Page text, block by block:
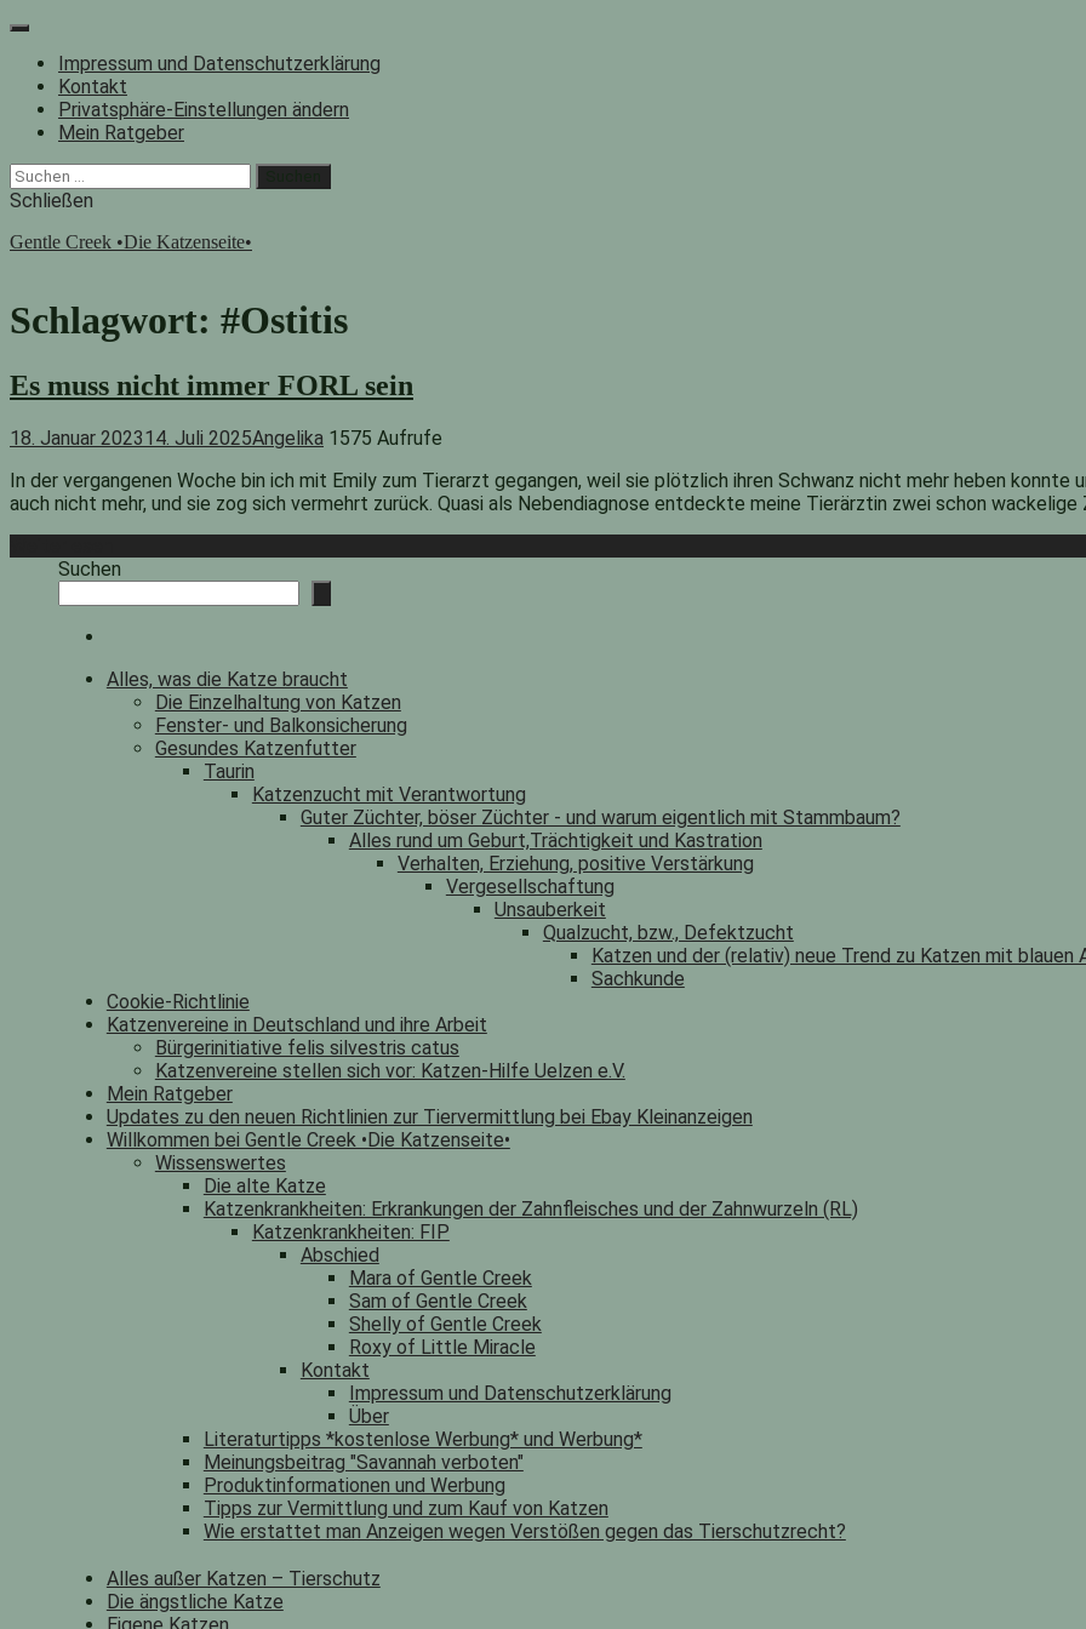
Zum
springenImpressum und Datenschutzerklärung
Kontakt
Privatsphäre-Einstellungen ändern
Mein Ratgeber
Facebook
Instagram
"Suche"-
Button
Suchen
nach:
Schließen
Gentle Creek •Die Katzenseite•
Schlagwort: #Ostitis
Es muss nicht immer FORL sein
18. Januar 202314. Juli 2025Angelika 1575 Aufrufe
In der vergangenen Woche bin ich mit Emily zum Tierarzt gegangen, weil sie plötzlich ihren Schwanz nicht mehr heben
auch nicht mehr, und sie zog sich vermehrt zurück. Quasi als Nebendiagnose entdeckte meine Tierärztin zwei schon wackelige
Suchen
Alles, was die Katze braucht
Die Einzelhaltung von Katzen
Fenster- und Balkonsicherung
Gesundes Katzenfutter
Taurin
Katzenzucht mit Verantwortung
Guter Züchter, böser Züchter - und warum eigentlich mit Stammbaum?
Alles rund um Geburt,Trächtigkeit und Kastration
Verhalten, Erziehung, positive Verstärkung
Vergesellschaftung
Unsauberkeit
Qualzucht, bzw., Defektzucht
Katzen und der (relativ) neue Trend zu Katzen mit blauen
Sachkunde
Cookie-Richtlinie
Katzenvereine in Deutschland und ihre Arbeit
Bürgerinitiative felis silvestris catus
Katzenvereine stellen sich vor: Katzen-Hilfe Uelzen e.V.
Mein Ratgeber
Updates zu den neuen Richtlinien zur Tiervermittlung bei Ebay Kleinanzeigen
Willkommen bei Gentle Creek •Die Katzenseite•
Wissenswertes
Die alte Katze
Katzenkrankheiten: Erkrankungen der Zahnfleisches und der Zahnwurzeln (RL)
Katzenkrankheiten: FIP
Abschied
Mara of Gentle Creek
Sam of Gentle Creek
Shelly of Gentle Creek
Roxy of Little Miracle
Kontakt
Impressum und Datenschutzerklärung
Über
Literaturtipps *kostenlose Werbung* und Werbung*
Meinungsbeitrag "Savannah verboten"
Produktinformationen und Werbung
Tipps zur Vermittlung und zum Kauf von Katzen
Wie erstattet man Anzeigen wegen Verstößen gegen das Tierschutzrecht?
Alles außer Katzen – Tierschutz
Die ängstliche Katze
Eigene Katzen